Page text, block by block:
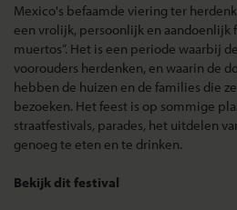
Mexico's befaamde viering ter
een vrolijk, persoonlijk en aandoenlijk
muertos”. Het is een periode waarbij
voorouders herdenken, en waarin de
hebben de huizen en de families die
bezoeken. Het feest is op sommige
straatfestivals, parades, het uitdelen
genoeg te eten en te drinken.
Bekijk dit festival